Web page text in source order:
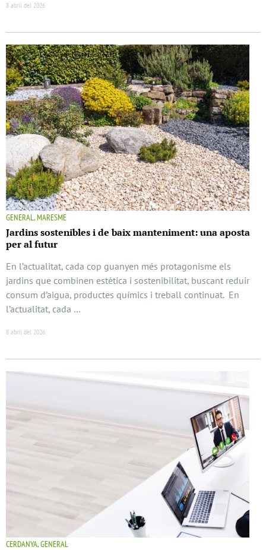
8 abril del 2026
GENERAL, MARESME
Jardins sostenibles i de baix manteniment: una aposta
per al futur
En l’actualitat, cada cop guanyen més protagonisme els
jardins que combinen estètica i sostenibilitat, buscant reduir
consum d’aigua, productes químics i treball continuat. En
l’actualitat, cada …
8 abril del 2026
CERDANYA, GENERAL